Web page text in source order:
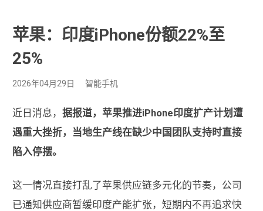
苹果：印度iPhone份额22%至
25%
2026年04月29日 智能手机
近日消息， 据报道，苹果推进iPhone印度扩产计划遭
遇重大挫折，当地生产线在缺少中国团队支持时直接
陷入停摆。
这一情况直接打乱了苹果供应链多元化的节奏，公司
已通知供应商暂缓印度产能扩张，短期内不再追求快